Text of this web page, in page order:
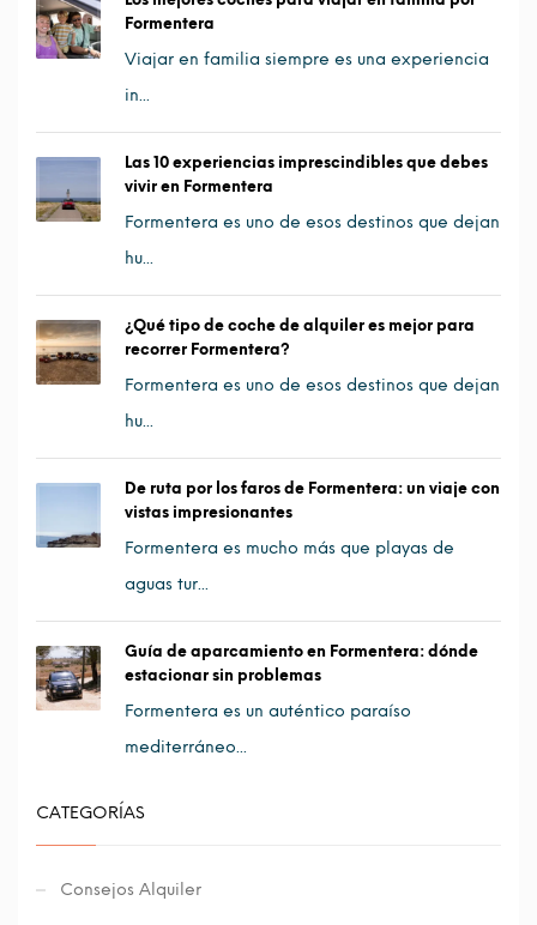
Formentera
Viajar en familia siempre es una experiencia
in...
Las 10 experiencias imprescindibles que debes
vivir en Formentera
Formentera es uno de esos destinos que dejan
hu...
¿Qué tipo de coche de alquiler es mejor para
recorrer Formentera?
Formentera es uno de esos destinos que dejan
hu...
De ruta por los faros de Formentera: un viaje con
vistas impresionantes
Formentera es mucho más que playas de
aguas tur...
Guía de aparcamiento en Formentera: dónde
estacionar sin problemas
Formentera es un auténtico paraíso
mediterráneo...
CATEGORÍAS
Consejos Alquiler